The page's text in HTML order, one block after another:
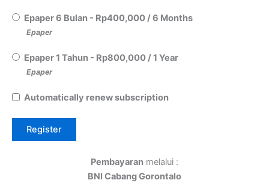
Epaper 6 Bulan - Rp400,000/6 Months
Epaper
Epaper 1 Tahun - Rp800,000/1 Year
Epaper
Automatically renew subscription
Pembayaran melalui :
BNI Cabang Gorontalo